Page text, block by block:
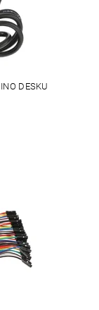
DESKU